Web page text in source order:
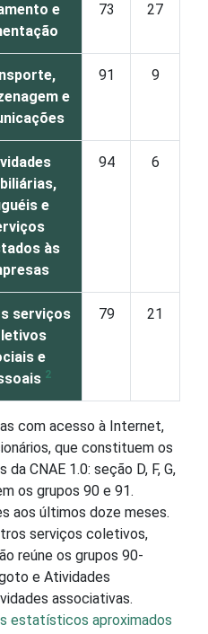
e
73 27
e
91 9
e
às
94 6
serviços
e
2
79 21
com acesso à Internet,
que constituem os
CNAE 1.0: seção D, F, G,
os grupos 90 e 91.
aos últimos doze meses.
serviços coletivos,
reúne os grupos 90-
e Atividades
associativas.
estatísticos aproximados